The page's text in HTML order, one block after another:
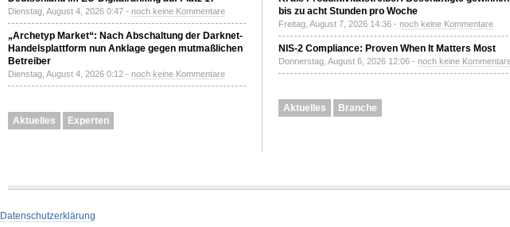
Dienstag, August 4, 2026 0:47 - noch keine Kommentare
„Archetyp Market“: Nach Abschaltung der Darknet-
Handelsplattform nun Anklage gegen mutmaßlichen
Betreiber
Dienstag, August 4, 2026 0:12 - noch keine Kommentare
Aktuelles Experten
bis zu acht Stunden pro Woche
Freitag, August 7, 2026 14:36 - noch keine Kommentare
NIS-2 Compliance: Proven When It Matters Most
Donnerstag, August 6, 2026 12:06 - noch keine
Aktuelles Branche
Datenschutzerklärung